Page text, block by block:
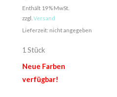
Enthält 19% MwSt.
zzgl. Versand
Lieferzeit: nicht angegeben
1 Stück
Neue Farben
verfügbar!